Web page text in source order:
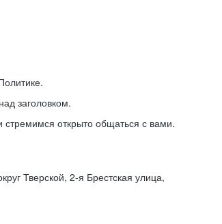
заголовком.
открыто общаться с вами.
Тверской, 2-я Брестская улица,